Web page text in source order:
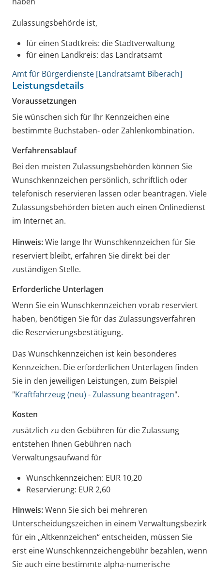
Zulassungsbehörde ist,
für einen Stadtkreis: die Stadtverwaltung
für einen Landkreis: das Landratsamt
Amt für Bürgerdienste [Landratsamt Biberach]
Leistungsdetails
Voraussetzungen
Sie wünschen sich für Ihr Kennzeichen eine
bestimmte Buchstaben- oder Zahlenkombination.
Verfahrensablauf
Bei den meisten Zulassungsbehörden können Sie
Wunschkennzeichen persönlich, schriftlich oder
telefonisch reservieren lassen oder beantragen. Viele
Zulassungsbehörden bieten auch einen Onlinedienst
im Internet an.
Hinweis:Wie lange Ihr Wunschkennzeichen für Sie
reserviert bleibt, erfahren Sie direkt bei der
zuständigen Stelle.
Erforderliche Unterlagen
Wenn Sie ein Wunschkennzeichen vorab reserviert
haben, benötigen Sie für das Zulassungsverfahren
die Reservierungsbestätigung.
Das Wunschkennzeichen ist kein besonderes
Kennzeichen. Die erforderlichen Unterlagen finden
Sie in den jeweiligen Leistungen, zum Beispiel
"Kraftfahrzeug (neu) - Zulassung beantragen".
Kosten
zusätzlich zu den Gebühren für die Zulassung
entstehen Ihnen Gebühren nach
Verwaltungsaufwand für
Wunschkennzeichen: EUR 10,20
Reservierung: EUR 2,60
Hinweis:Wenn Sie sich bei mehreren
Unterscheidungszeichen in einem Verwaltungsbezirk
für ein „Altkennzeichen“ entscheiden, müssen Sie
erst eine Wunschkennzeichengebühr bezahlen, wenn
Sie auch eine bestimmte alpha-numerische